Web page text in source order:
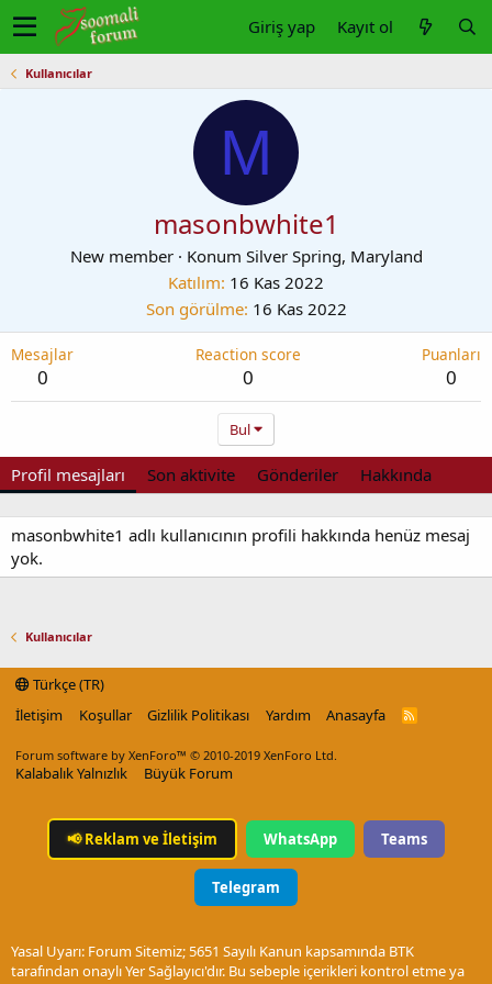
Giriş yap Kayıt ol
Kullanıcılar
M
masonbwhite1
New member · Konum Silver Spring, Maryland
Katılım 16 Kas 2022
Son görülme 16 Kas 2022
Mesajlar
0
Reaction score
0
Puanları
0
Bul
Profil mesajları Son aktivite Gönderiler Hakkında
masonbwhite1 adlı kullanıcının profili hakkında henüz mesaj
yok.
Kullanıcılar
Türkçe (TR)
İletişim
Koşullar Gizlilik Politikası Yardım Anasayfa
R
Forum software by XenForo™ © 2010-2019 XenForo Ltd.
Kalabalık Yalnızlık Büyük Forum
📢Reklam ve İletişim WhatsApp Teams
Telegram
Yasal Uyarı: Forum Sitemiz; 5651 Sayılı Kanun kapsamında BTK
tarafından onaylı Yer Sağlayıcı'dır. Bu sebeple içerikleri kontrol etme ya